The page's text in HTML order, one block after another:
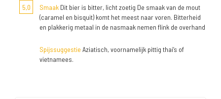
5,0 Smaak Dit bier is bitter, licht zoetig De smaak van de mout
(caramel en bisquit) komt het meest naar voren. Bitterheid
en plakkerig metaal in de nasmaak nemen flink de overhand
Spijssuggestie Aziatisch, voornamelijk pittig thai’s of
vietnamees.